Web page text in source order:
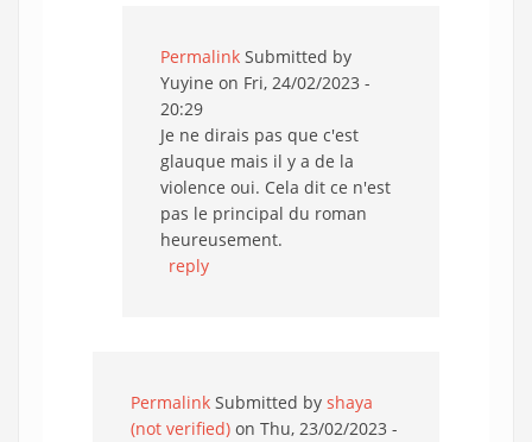
Permalink Submitted by
Yuyine on Fri, 24/02/2023 -
20:29
Je ne dirais pas que c'est
glauque mais il y a de la
violence oui. Cela dit ce n'est
pas le principal du roman
heureusement.
reply
Permalink Submitted by shaya
(not verified) on Thu, 23/02/2023 -